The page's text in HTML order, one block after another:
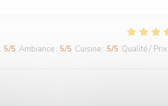
: 5/5 Ambiance : 5/5 Cuisine : 5/5 Qualité / Prix